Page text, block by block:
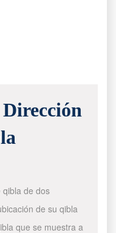
qibla de dos
de su qibla
que se muestra a